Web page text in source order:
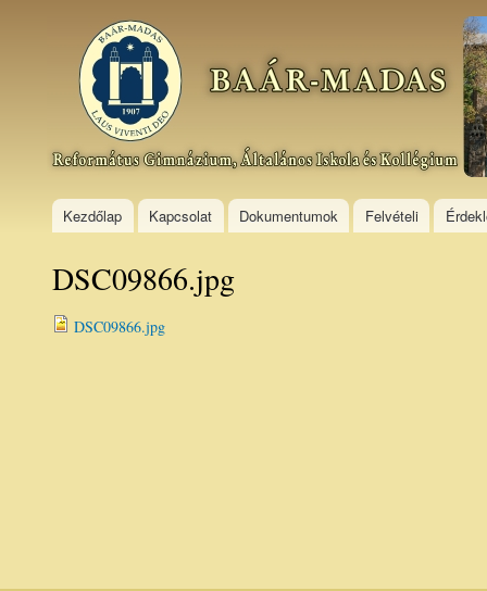
Baár–
Madas
Református
Gimnázium,
Általános
Kollégium
Kezdőlap Kapcsolat Dokumentumok Felvételi
DSC09866.jpg
DSC09866.jpg